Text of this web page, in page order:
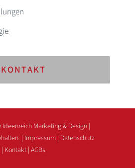
KONTAKT
Marketing & Design|
| Impressum| Datenschutz
| Kontakt | AGBs